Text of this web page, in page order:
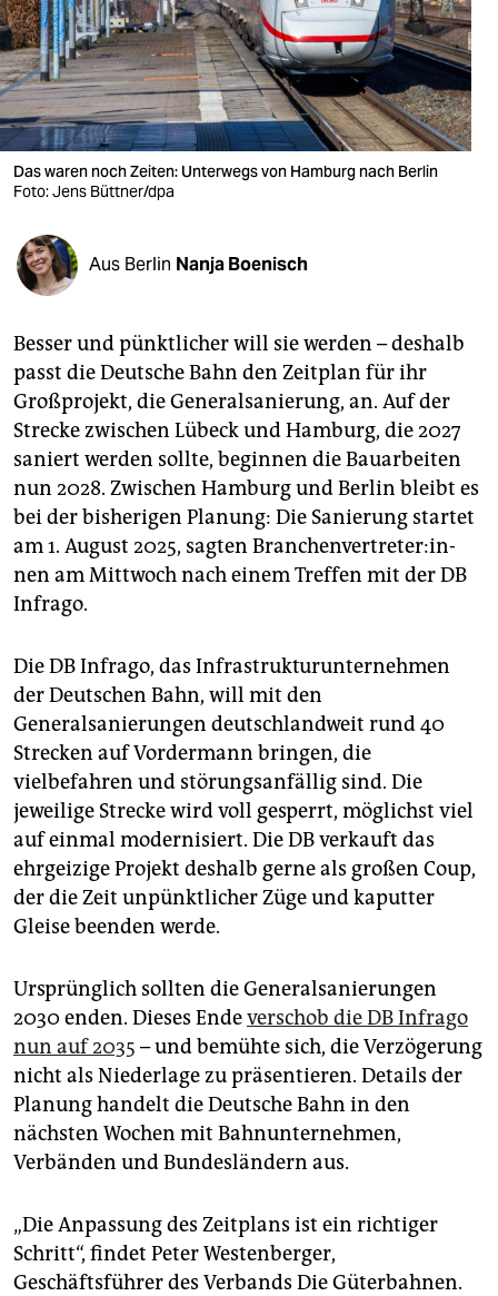
verlag
verlag
veranstaltungen
shop
unterstützen
abo
genossenschaft
epaper login
Das waren noch Zeiten: Unterwegs von Hamburg nach Berlin
Foto: Jens Büttner/dpa
Aus Berlin Nanja Boenisch
Besser und pünktlicher will sie werden – deshalb
passt die Deutsche Bahn den Zeitplan für ihr
Großprojekt, die Generalsanierung, an. Auf der
Strecke zwischen Lübeck und Hamburg, die 2027
saniert werden sollte, beginnen die Bauarbeiten
nun 2028. Zwischen Hamburg und Berlin bleibt es
bei der bisherigen Planung: Die Sanierung startet
am 1. August 2025, sagten Bran­chen­ver­tre­te­r:in­
nen am Mittwoch nach einem Treffen mit der DB
Infrago.
Die DB Infrago, das Infrastrukturunternehmen
der Deutschen Bahn, will mit den
Generalsanierungen deutschlandweit rund 40
Strecken auf Vordermann bringen, die
vielbefahren und störungsanfällig sind. Die
jeweilige Strecke wird voll gesperrt, möglichst viel
auf einmal modernisiert. Die DB verkauft das
ehrgeizige Projekt deshalb gerne als großen Coup,
der die Zeit unpünktlicher Züge und kaputter
Gleise beenden werde.
Ursprünglich sollten die Generalsanierungen
2030 enden. Dieses Endeverschob die DB Infrago
nun auf 2035 – und bemühte sich, die Verzögerung
nicht als Niederlage zu präsentieren. Details der
Planung handelt die Deutsche Bahn in den
nächsten Wochen mit Bahnunternehmen,
Verbänden und Bundesländern aus.
„Die Anpassung des Zeitplans ist ein richtiger
Schritt“, findet Peter Westenberger,
Geschäftsführer des Verbands Die Güterbahnen.